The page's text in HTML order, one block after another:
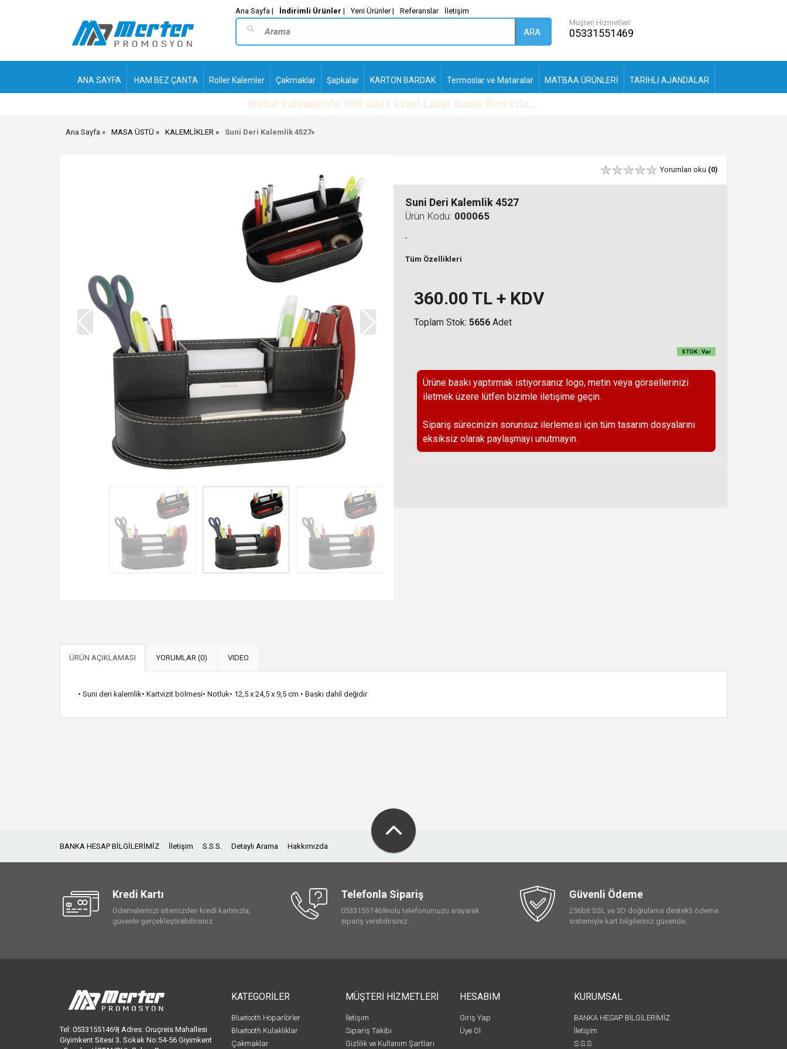
Ana Sayfa | İndirimli Ürünler | Yeni Ürünler | Referanslar İletişim
ARA
Müşteri Hizmetleri
05331551469
ANA SAYFA HAM BEZ ÇANTA Roller Kalemler Çakmaklar Şapkalar KARTON BARDAK Termoslar ve Mataralar MATBAA ÜRÜNLERİ TARİHLİ AJANDALAR
PLASTİK TÜKENMEZ
-
Ana Sayfa MASA ÜSTÜ »
KALEMLİKLER Suni Deri Kalemlik 4527
Yorumları oku (0)
Suni Deri Kalemlik 4527
Ürün Kodu: 000065
-
Tüm Özellikleri
360.00 TL + KDV
Toplam Stok: 5656 Adet
STOK : Var
Ürüne baskı yaptırmak istiyorsanız logo, metin veya görsellerinizi
iletmek üzere lütfen bizimle iletişime geçin.
Sipariş sürecinizin sorunsuz ilerlemesi için tüm tasarım dosyalarını
eksiksiz olarak paylaşmayı unutmayın.
ÜRÜN AÇIKLAMASI YORUMLAR (0) VIDEO
• Suni deri kalemlik• Kartvizit bölmesi• Notluk• 12,5 x 24,5 x 9,5 cm • Baskı dahil değidir
BANKA HESAP BİLGİLERİMİZ İletişim S.S.S. Detaylı Arama Hakkımızda
Kredi Kartı
Ödemelerinizi sitemizden kredi kartınızla,
güvenle gerçekleştirebilirsiniz.
Telefonla Sipariş
05331551469nolu telefonumuzu arayarak
sipariş verebilirsiniz.
Güvenli Ödeme
256bit SSL ve 3D doğrulama destekli ödeme
sistemiyle kart bilgileriniz güvende.
Tel: 05331551469| Adres: Oruçreis Mahallesi
Giyimkent Sitesi 3. Sokak No:54-56 Giyimkent
KATEGORİLER
Bluetooth Hoparlörler
Bluetooth Kulaklıklar
Çakmaklar
MÜŞTERİ HİZMETLERİ
İletişim
Sipariş Takibi
Gizlilik ve Kullanım Şartları
HESABIM
Giriş Yap
Üye Ol
KURUMSAL
BANKA HESAP BİLGİLERİMİZ
İletişim
S.S.S.